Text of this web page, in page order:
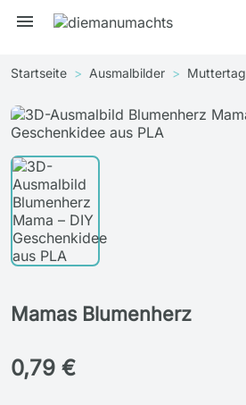
menu
Startseite Ausmalbilder Muttertag
Mamas Blumenherz
0,79 €